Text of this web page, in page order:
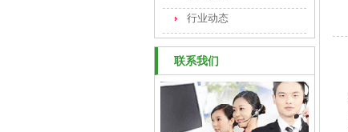
行业动态
联系我们